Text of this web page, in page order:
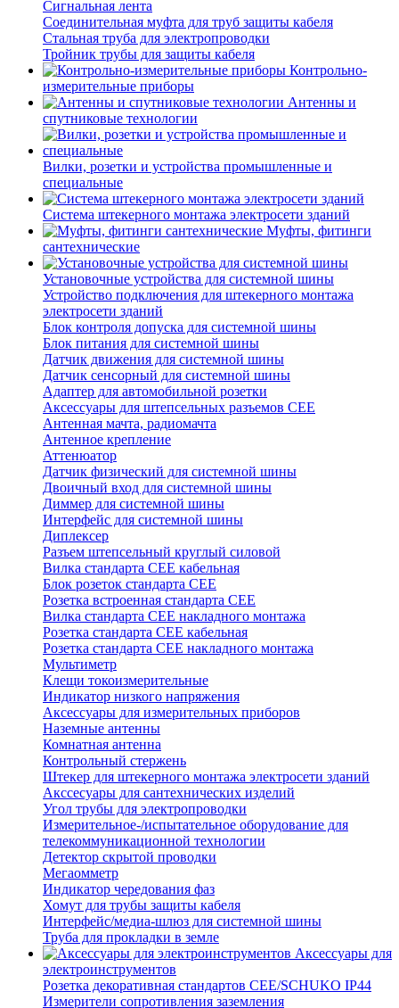
Сигнальная лента
Соединительная муфта для труб защиты кабеля
Стальная труба для электропроводки
Тройник трубы для защиты кабеля
Контрольно-
измерительные приборы
Антенны и
спутниковые технологии
Вилки, розетки и устройства промышленные и
специальные
Система штекерного монтажа электросети зданий
Муфты, фитинги
сантехнические
Установочные устройства для системной шины
Устройство подключения для штекерного монтажа
электросети зданий
Блок контроля допуска для системной шины
Блок питания для системной шины
Датчик движения для системной шины
Датчик сенсорный для системной шины
Адаптер для автомобильной розетки
Аксессуары для штепсельных разъемов CEE
Антенная мачта, радиомачта
Антенное крепление
Аттенюатор
Датчик физический для системной шины
Двоичный вход для системной шины
Диммер для системной шины
Интерфейс для системной шины
Диплексер
Разъем штепсельный круглый силовой
Вилка стандарта CEE кабельная
Блок розеток стандарта CEE
Розетка встроенная стандарта CEE
Вилка стандарта CEE накладного монтажа
Розетка стандарта СЕЕ кабельная
Розетка стандарта СЕЕ накладного монтажа
Мультиметр
Клещи токоизмерительные
Индикатор низкого напряжения
Аксессуары для измерительных приборов
Наземные антенны
Комнатная антенна
Контрольный стержень
Штекер для штекерного монтажа электросети зданий
Акссесуары для сантехнических изделий
Угол трубы для электропроводки
Измерительное-/испытательное оборудование для
телекоммуникационной технологии
Детектор скрытой проводки
Мегаомметр
Индикатор чередования фаз
Хомут для трубы защиты кабеля
Интерфейс/медиа-шлюз для системной шины
Труба для прокладки в земле
Аксессуары для
электроинструментов
Розетка декоративная стандартов CEE/SCHUKO IP44
Измерители сопротивления заземления